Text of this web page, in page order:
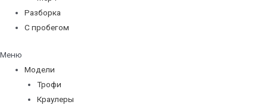
Разборка
С пробегом
Меню
Модели
Трофи
Краулеры